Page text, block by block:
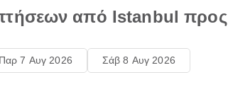
από Istanbul
Παρ 7 Αυγ 2026 Σάβ 8 Αυγ 2026